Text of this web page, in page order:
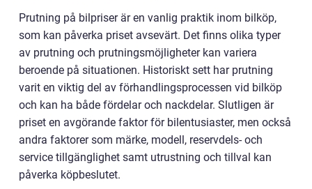
Prutning på bilpriser är en vanlig praktik inom bilköp,
som kan påverka priset avsevärt. Det finns olika typer
av prutning och prutningsmöjligheter kan variera
beroende på situationen. Historiskt sett har prutning
varit en viktig del av förhandlingsprocessen vid bilköp
och kan ha både fördelar och nackdelar. Slutligen är
priset en avgörande faktor för bilentusiaster, men också
andra faktorer som märke, modell, reservdels- och
service tillgänglighet samt utrustning och tillval kan
påverka köpbeslutet.